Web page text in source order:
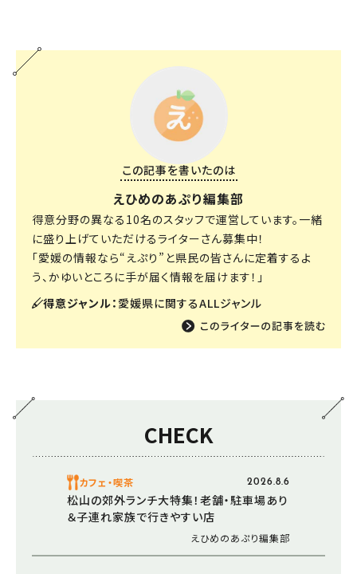
この記事を書いたのは
えひめのあぷり編集部
得意分野の異なる10名のスタッフで運営しています。一緒
に盛り上げていただけるライターさん募集中！
「愛媛の情報なら“えぷり”と県民の皆さんに定着するよ
う、かゆいところに手が届く情報を届けます！」
得意ジャンル： 愛媛県に関するALLジャンル
CHECK
カフェ・喫茶 2026.8.6
松山の郊外ランチ大特集！老舗・駐車場あり
＆子連れ家族で行きやすい店
えひめのあぷり編集部